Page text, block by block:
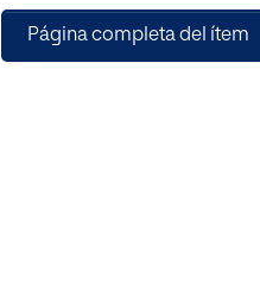
Página completa del ítem